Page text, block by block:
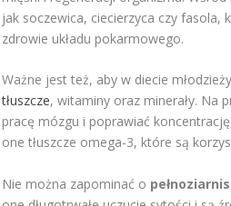
jak soczewica, ciecierzyca czy fasola,
zdrowie układu pokarmowego.
Ważne jest też, aby w diecie
tłuszcze, witaminy oraz minerały. Na
pracę mózgu i poprawiać
one tłuszcze omega-3, które są
Nie można zapominać o